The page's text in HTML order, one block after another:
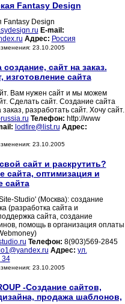
Fantasy Design
Fantasy Design
E-mail:
Адрес: Россия
23.10.2005
создание, сайт на заказ.
изготовление сайта
Вам нужен сайт и мы можем
Сделать сайт. Создание сайта
заказ, разработать сайт. Хочу сайт.
Телефон: http://www
lodfire@list.ru Адрес:
23.10.2005
сайт и раскрутить?
сайта, оптимизация и
сайта
Studio' (Москва): создание
(разработка сайта и
сайта, создание
помощь в организация оплаты
Телефон: 8(903)569-2845
Адрес: ул.
34
23.10.2005
-Создание сайтов,
продажа шаблонов,